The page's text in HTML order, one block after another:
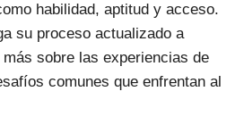
habilidad, aptitud y acceso.
su proceso actualizado a
más sobre las experiencias de
comunes que enfrentan al